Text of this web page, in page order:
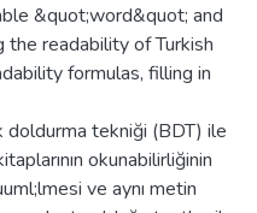
&quot;word&quot; and
readability of Turkish
formulas, filling in
doldurma tekniği (BDT) ile
okunabilirliğinin
ve aynı metin